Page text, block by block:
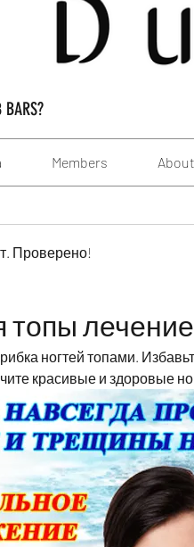
BARS?
Members About
Проверено!
топы лечение
ногтей топами.
красивые и здоровые